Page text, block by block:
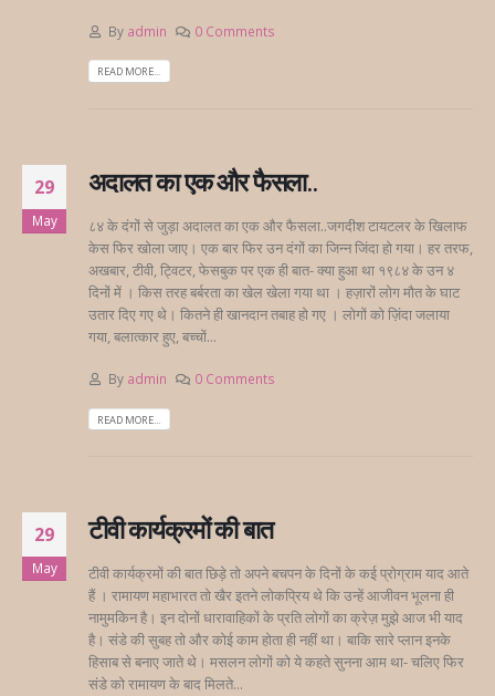
By admin 0 Comments
READ MORE...
29
May
अदालत का एक और फैसला..
८४ के दंगों से जुड़ा अदालत का एक और फैसला..जगदीश टायटलर के खिलाफ
केस फिर खोला जाए। एक बार फिर उन दंगों का जिन्न जिंदा हो गया। हर तरफ,
अखबार, टीवी, ट्विटर, फेसबुक पर एक ही बात- क्या हुआ था १९८४ के उन ४
दिनों में । किस तरह बर्बरता का खेल खेला गया था । हज़ारों लोग मौत के घाट
उतार दिए गए थे। कितने ही खानदान तबाह हो गए । लोगों को ज़िंदा जलाया
गया, बलात्कार हुए, बच्चों...
By admin 0 Comments
READ MORE...
29
May
टीवी कार्यक्रमों की बात
टीवी कार्यक्रमों की बात छिड़े तो अपने बचपन के दिनों के कई प्रोग्राम याद आते
हैं । रामायण महाभारत तो खैर इतने लोकप्रिय थे कि उन्हें आजीवन भूलना ही
नामुमकिन है। इन दोनों धारावाहिकों के प्रति लोगों का क्रेज़ मुझे आज भी याद
है। संडे की सुबह तो और कोई काम होता ही नहीं था। बाकि सारे प्लान इनके
हिसाब से बनाए जाते थे। मसलन लोगों को ये कहते सुनना आम था- चलिए फिर
संडे को रामायण के बाद मिलते...